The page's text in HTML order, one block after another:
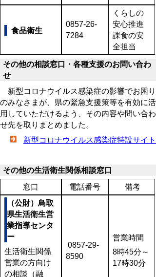
食品衛生
0857-26-
7284
くらしの
安心推進
課食の安
全担当
その他の相談窓口・各種支援のお問い合わ
せ
新型コロナウイルス感染症の影響でお困り
のみなさまが、県の緊急支援策等を有効に活
用していただけるよう、その内容や問い合わ
せ先を取りまとめました。
新型コロナウイルス感染症特設サイト
その他の生活衛生関係相談窓口
窓口 電話番号
備考
（公財）鳥取
県生活衛生営
業指導センタ
ー
生活衛生関係
営業の方向け
の相談（融
0857-29-
8590
営業時間
8時45分～
17時30分